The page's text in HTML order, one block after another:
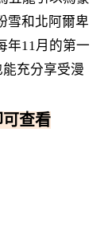
雪和北阿爾卑
年11月的第一
充分享受漫
查看